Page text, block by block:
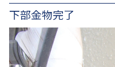
下部金物完了